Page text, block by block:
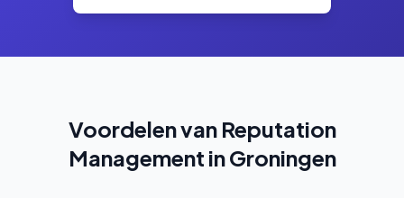
Voordelen van Reputation
Management in Groningen